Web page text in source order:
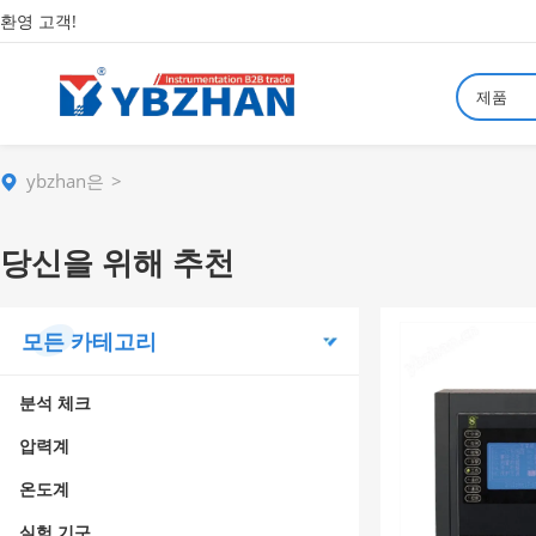
환영 고객!
제품
ybzhan은
당신을 위해 추천
모든 카테고리
분석 체크
압력계
온도계